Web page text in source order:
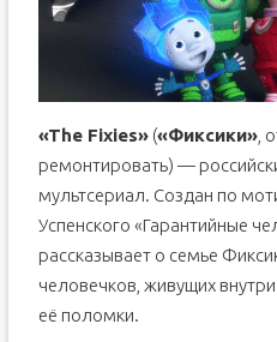
«The Fixies»(«Фиксики»,
ремонтировать) —
мультсериал. Создан по
Успенского «Гарантийные
рассказывает о семье
человечков, живущих
её поломки.